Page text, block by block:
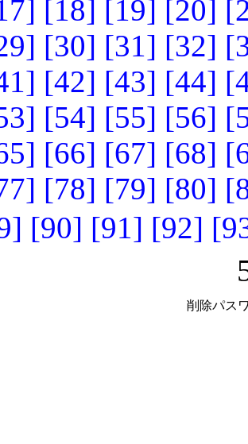
[18] [19] [20]
[30] [31] [32]
[42] [43] [44]
[54] [55] [56]
[66] [67] [68]
[78] [79] [80]
[90] [91] [92]
削除パス